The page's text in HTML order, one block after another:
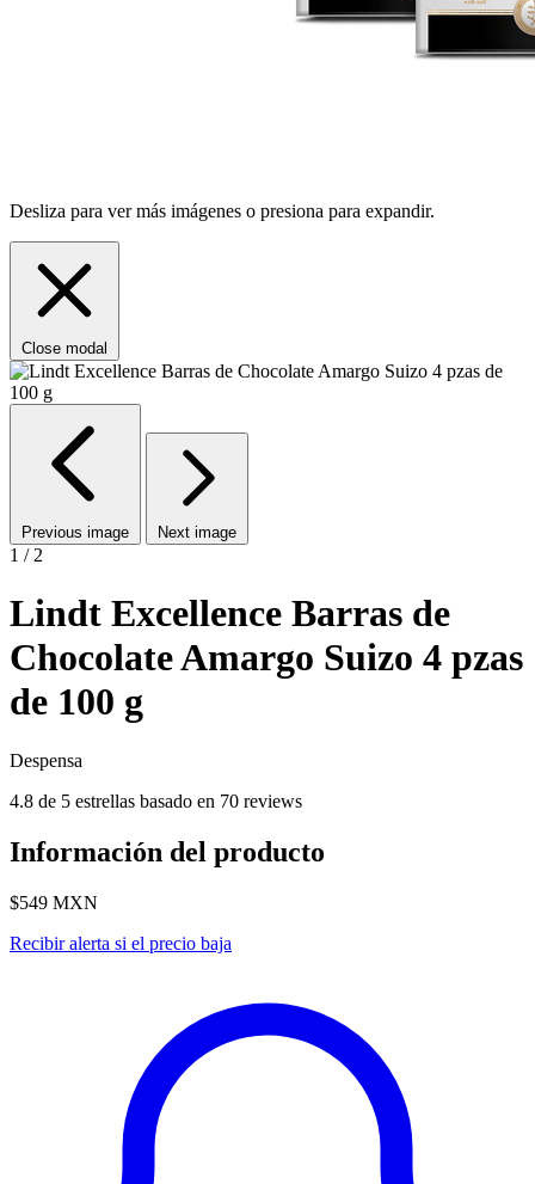
Desliza para ver más imágenes o presiona para expandir.
Close modal
Previous image Next image
1 / 2
Lindt Excellence Barras de
Chocolate Amargo Suizo 4 pzas
de 100 g
Despensa
4.8 de 5 estrellas basado en 70 reviews
Información del producto
$549 MXN
Recibir alerta si el precio baja